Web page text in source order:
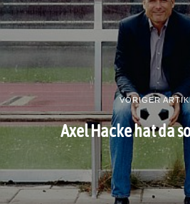
VORIGER
Axel Hacke hat da